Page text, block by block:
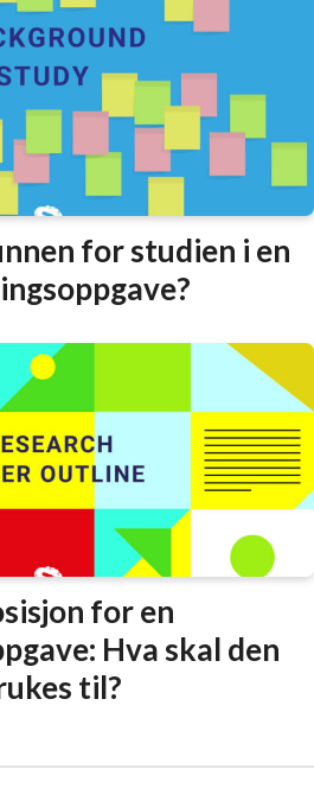
for studien i en
for en
Hva skal den
til?